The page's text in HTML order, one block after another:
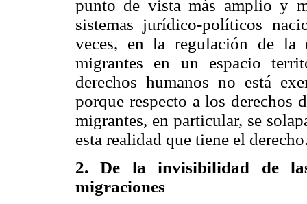
punto de vista más amplio y
sistemas jurídico-políticos
veces, en la regulación de la
migrantes en un espacio
derechos humanos no está
porque respecto a los derechos
migrantes, en particular, se
esta realidad que tiene el
2. De la invisibilidad de
migraciones